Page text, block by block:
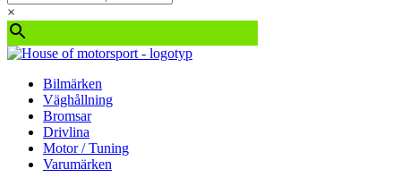
×
Bilmärken
Väghållning
Bromsar
Drivlina
Motor / Tuning
Varumärken